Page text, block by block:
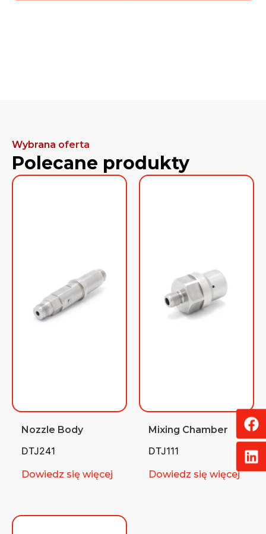
Wybrana oferta
Polecane produkty
Nozzle Body
DTJ241
Dowiedz się więcej
Mixing Chamber
DTJ111
Dowiedz się więcej